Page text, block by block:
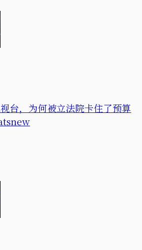
台，为何被立法院卡住了预算